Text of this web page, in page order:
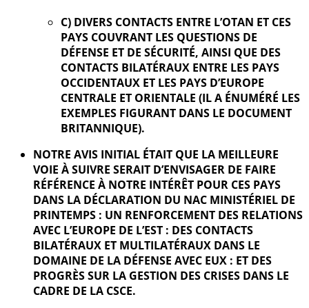
C) DIVERS CONTACTS ENTRE L’OTAN ET CES
PAYS COUVRANT LES QUESTIONS DE
DÉFENSE ET DE SÉCURITÉ, AINSI QUE DES
CONTACTS BILATÉRAUX ENTRE LES PAYS
OCCIDENTAUX ET LES PAYS D’EUROPE
CENTRALE ET ORIENTALE (IL A ÉNUMÉRÉ LES
EXEMPLES FIGURANT DANS LE DOCUMENT
BRITANNIQUE).
NOTRE AVIS INITIAL ÉTAIT QUE LA MEILLEURE
VOIE À SUIVRE SERAIT D’ENVISAGER DE FAIRE
RÉFÉRENCE À NOTRE INTÉRÊT POUR CES PAYS
DANS LA DÉCLARATION DU NAC MINISTÉRIEL DE
PRINTEMPS : UN RENFORCEMENT DES RELATIONS
AVEC L’EUROPE DE L’EST : DES CONTACTS
BILATÉRAUX ET MULTILATÉRAUX DANS LE
DOMAINE DE LA DÉFENSE AVEC EUX : ET DES
PROGRÈS SUR LA GESTION DES CRISES DANS LE
CADRE DE LA CSCE.